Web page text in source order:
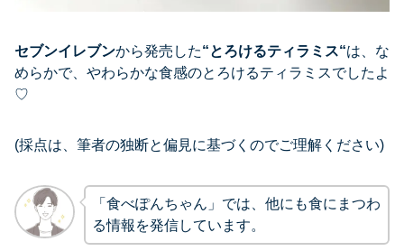
セブンイレブンから発売した“とろけるティラミス“は、な
めらかで、やわらかな食感のとろけるティラミスでしたよ
♡
(採点は、筆者の独断と偏見に基づくのでご理解ください)
「食べぽんちゃん」では、他にも食にまつわ
る情報を発信しています。